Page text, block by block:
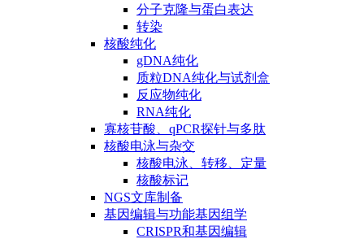
分子克隆与蛋白表达
转染
核酸纯化
gDNA纯化
质粒DNA纯化与试剂盒
反应物纯化
RNA纯化
寡核苷酸、qPCR探针与多肽
核酸电泳与杂交
核酸电泳、转移、定量
核酸标记
NGS文库制备
基因编辑与功能基因组学
CRISPR和基因编辑